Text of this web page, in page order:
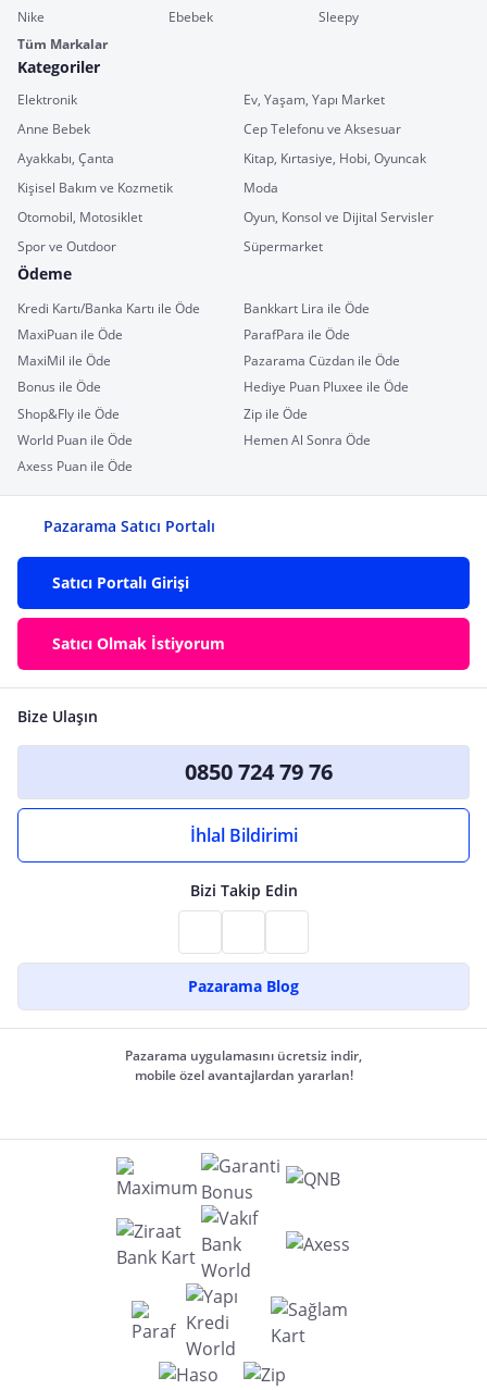
Nike
Ebebek
Sleepy
Tüm Markalar
Kategoriler
Elektronik
Ev, Yaşam, Yapı Market
Anne Bebek
Cep Telefonu ve Aksesuar
Ayakkabı, Çanta
Kitap, Kırtasiye, Hobi, Oyuncak
Kişisel Bakım ve Kozmetik
Moda
Otomobil, Motosiklet
Oyun, Konsol ve Dijital Servisler
Spor ve Outdoor
Süpermarket
Ödeme
Kredi Kartı/Banka Kartı ile Öde
Bankkart Lira ile Öde
MaxiPuan ile Öde
ParafPara ile Öde
MaxiMil ile Öde
Pazarama Cüzdan ile Öde
Bonus ile Öde
Hediye Puan Pluxee ile Öde
Shop&Fly ile Öde
Zip ile Öde
World Puan ile Öde
Hemen Al Sonra Öde
Axess Puan ile Öde
Pazarama Satıcı Portalı
Satıcı Portalı Girişi
Satıcı Olmak İstiyorum
Bize Ulaşın
0850 724 79 76
İhlal Bildirimi
Bizi Takip Edin
Pazarama Blog
Pazarama uygulamasını ücretsiz indir,
mobile özel avantajlardan yararlan!